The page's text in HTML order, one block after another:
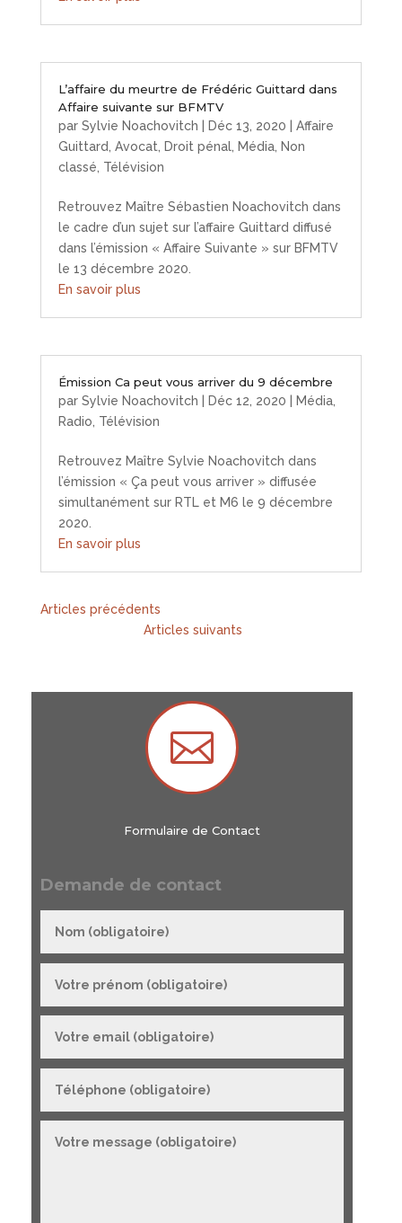
L’affaire du meurtre de Frédéric Guittard dans
Affaire suivante sur BFMTV
par Sylvie Noachovitch Déc 13, 2020
Affaire
Guittard Avocat Droit pénal, Média, Non
classé Télévision
Retrouvez Maître Sébastien Noachovitch dans
le cadre d’un sujet sur l’affaire Guittard diffusé
dans l’émission « Affaire Suivante » sur BFMTV
le 13 décembre 2020.
En savoir plus
Émission Ca peut vous arriver du 9 décembre
par Sylvie Noachovitch Déc 12, 2020 Média,
Radio Télévision
Retrouvez Maître Sylvie Noachovitch dans
l’émission « Ça peut vous arriver » diffusée
simultanément sur RTL et M6 le 9 décembre
2020.
En savoir plus

Formulaire de Contact
Demande de contact